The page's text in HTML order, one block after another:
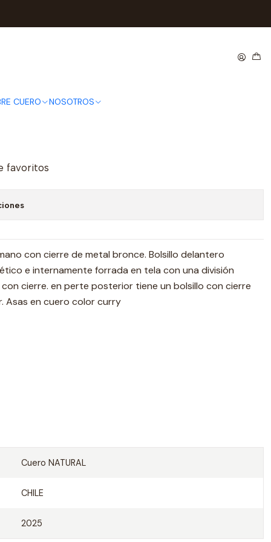
CUERO NOSOTROS
favoritos
con cierre de metal bronce. Bolsillo delantero
e internamente forrada en tela con una división
cierre. en perte posterior tiene un bolsillo con cierre
Asas en cuero color curry
Cuero NATURAL
CHILE
2025